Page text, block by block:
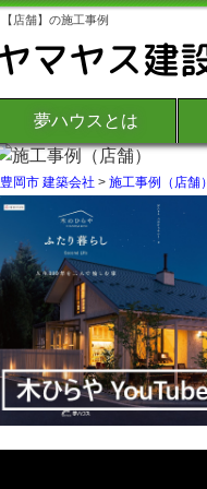
【店舗】の施工事例
夢ハウスとは
豊岡市 建築会社 > 施工事例（店舗）